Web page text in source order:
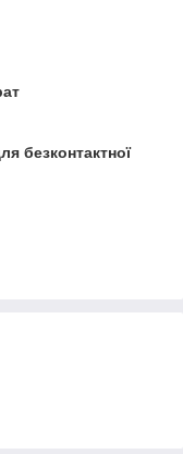
безконтактної